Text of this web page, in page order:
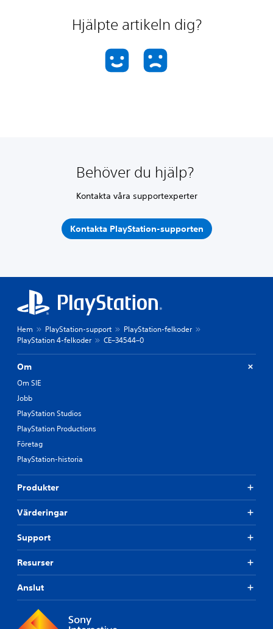
Hjälpte artikeln dig?
Behöver du hjälp?
Kontakta våra supportexperter
Kontakta PlayStation-supporten
Hem PlayStation-support
PlayStation-felkoder
PlayStation 4-felkoder
CE–34544–0
Om
Om SIE
Jobb
PlayStation Studios
PlayStation Productions
Företag
PlayStation-historia
Produkter
Värderingar
Support
Resurser
Anslut